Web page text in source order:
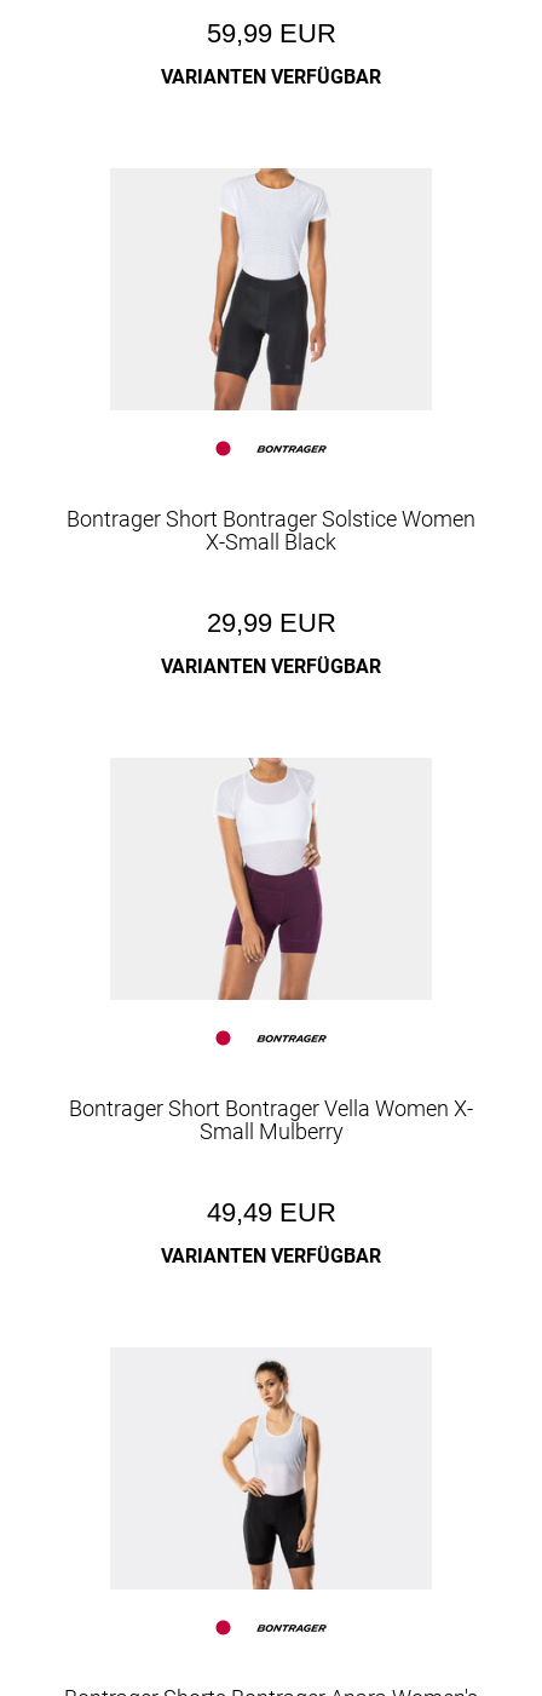
59,99 EUR
VARIANTEN VERFÜGBAR
Bontrager Short Bontrager Solstice Women
X-Small Black
29,99 EUR
VARIANTEN VERFÜGBAR
Bontrager Short Bontrager Vella Women X-
Small Mulberry
49,49 EUR
VARIANTEN VERFÜGBAR